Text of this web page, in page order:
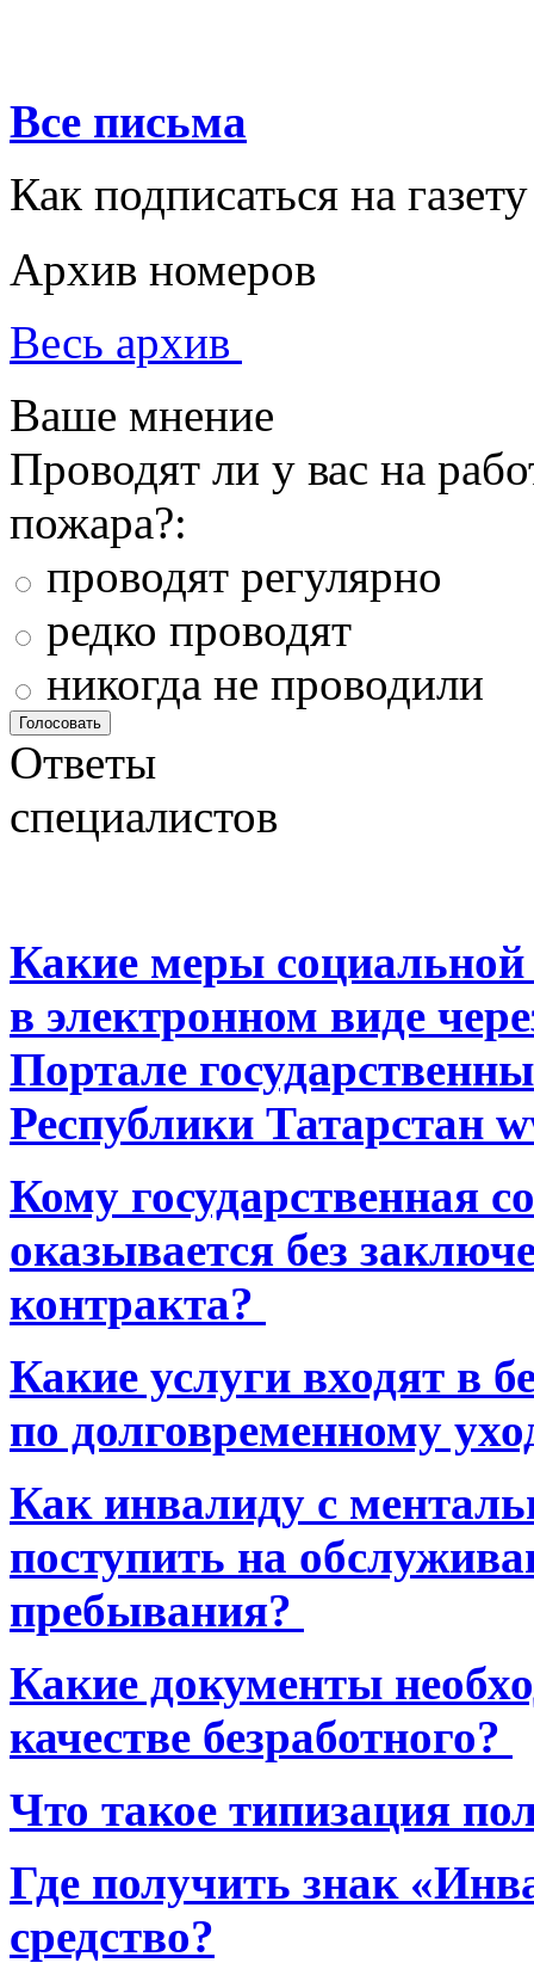
Все письма
Как подписаться на газету
Архив номеров
Весь архив
Ваше мнение
Проводят ли у вас на
пожара?:
проводят регулярно
редко проводят
никогда не проводили
Ответы
специалистов
Какие меры
в электронном виде
Портале
Республики Татарстан
Кому государственная
оказывается без
контракта?
Какие услуги входят в
по долговременному
Как инвалиду с
поступить на
пребывания?
Какие документы
качестве безработного?
Что такое типизация
Где получить знак
средство?